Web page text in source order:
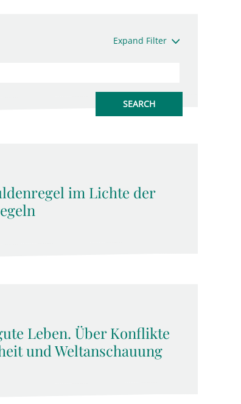
Expand Filter
im Lichte der
Leben. Über Konflikte
und Weltanschauung